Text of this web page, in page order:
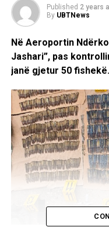
Published 2 years
By UBTNews
Në Aeroportin
Jashari”, pas
janë gjetur 50 fishekë.